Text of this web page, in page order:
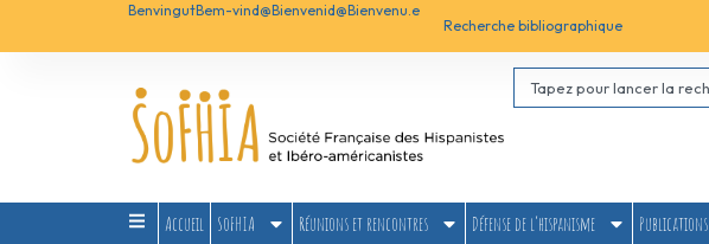
BenvingutBem-vind@Bienvenid@Bienvenu.e
Recherche bibliographique
Accueil SoFHIA Réunions et rencontres Défense de l’hispanisme Publications